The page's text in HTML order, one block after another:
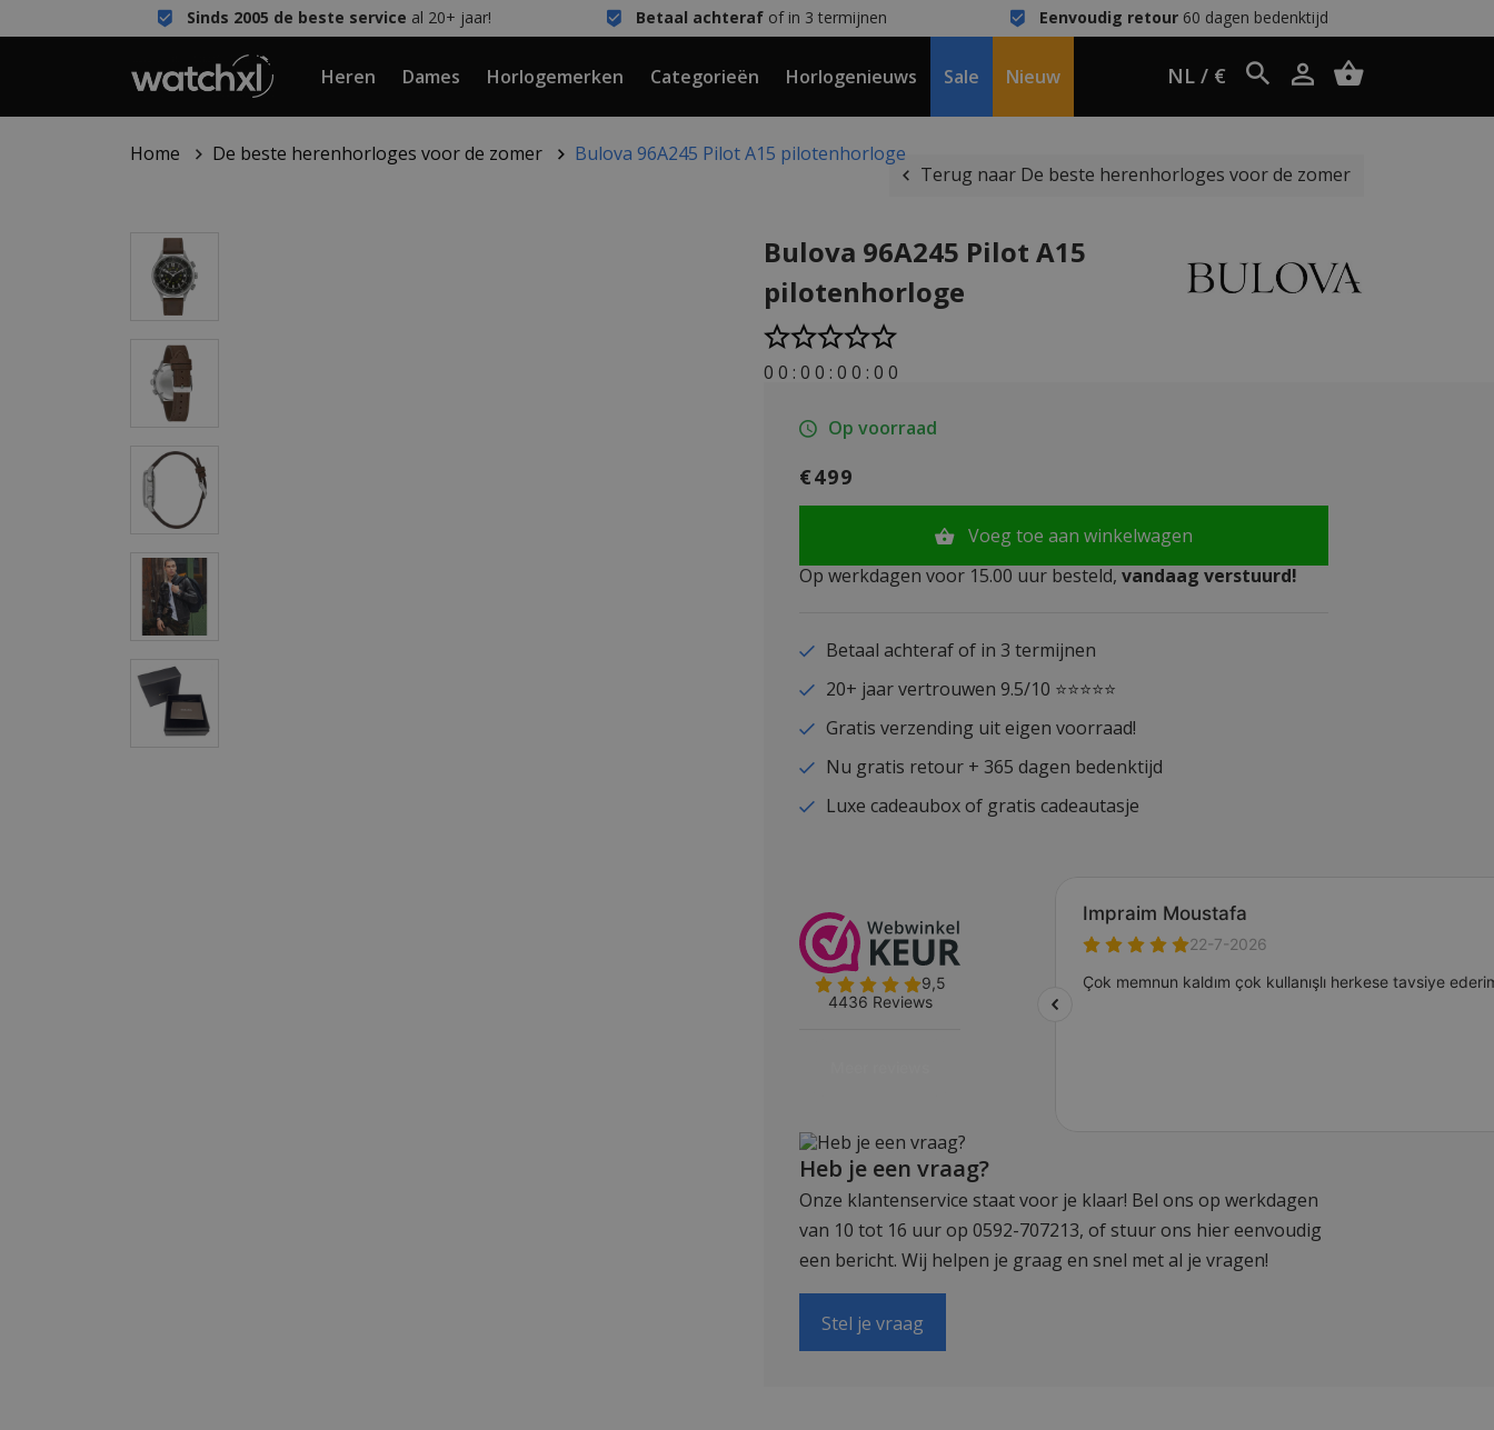
Sinds 2005 de beste service al 20+ jaar! Betaal achterafof in 3 termijnen Eenvoudig retour60 dagen bedenktijd
Heren Dames Horlogemerken Categorieën Horlogenieuws Sale Nieuw NL / €
Home De beste herenhorloges voor de zomer
Bulova 96A245 Pilot A15 pilotenhorloge
Terug naar De beste herenhorloges voor de zomer
Bulova 96A245 Pilot A15
pilotenhorloge
0 0 : 0 0 : 0 0 : 0 0
Op voorraad
€499
Voeg toe aan winkelwagen
Op werkdagen voor 15.00 uur besteld, vandaag verstuurd!
Betaal achteraf of in 3 termijnen
20+ jaar vertrouwen 9.5/10 ⭐⭐⭐⭐⭐
Gratis verzending uit eigen voorraad!
Nu gratis retour + 365 dagen bedenktijd
Luxe cadeaubox of gratis cadeautasje
Heb je een vraag?
Onze klantenservice staat voor je klaar! Bel ons op werkdagen
van 10 tot 16 uur op 0592-707213, of stuur ons hier eenvoudig
een bericht. Wij helpen je graag en snel met al je vragen!
Stel je vraag